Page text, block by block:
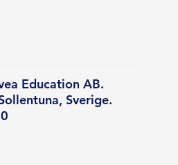
Education AB.
Sverige.